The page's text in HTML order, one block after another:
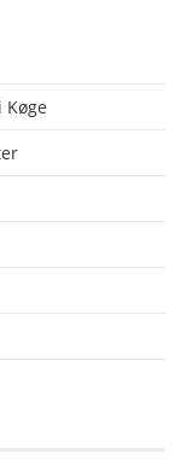
Køge